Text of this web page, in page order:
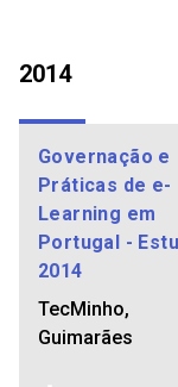
2014
Governação e
Práticas de e-
Learning em
Portugal -
2014
TecMinho,
Guimarães